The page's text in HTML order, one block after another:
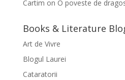
Cartim on O poveste de
Books & Literature
Art de Vivre
Blogul Laurei
Cataratorii